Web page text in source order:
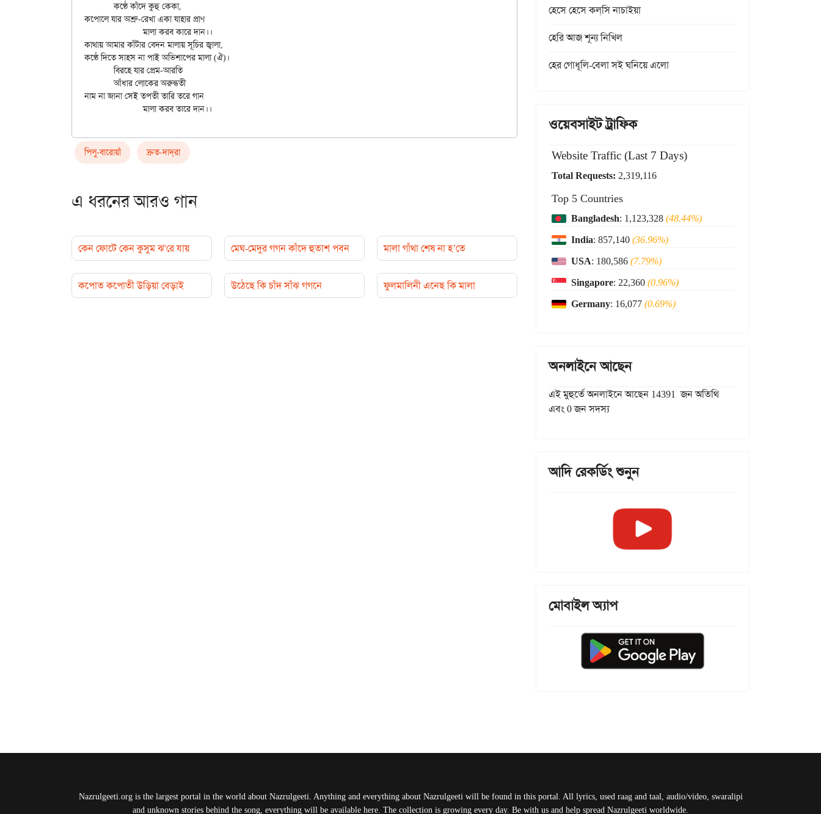
	কণ্ঠে কাঁদে কুহু কেকা,
কপোলে যার অশ্রু-রেখা একা যাহার প্রাণ
		মালা করব কারে দান।।
কাথায় আমার কাঁটার বেদন মালায় সূচির জ্বালা,
কণ্ঠে দিতে সাহস না পাই অভিশাপের মালা (ঐ)।
	বিরহে যার প্রেম-আরতি
	আঁধার লোকের অরুন্ধতী
নাম না জানা সেই তপতী তারি তরে গান
পিলু-বারোয়াঁ দ্রুত-দাদ্‌রা
এ ধরনের আরও গান
কেন ফোটে কেন কুসুম ঝ'রে যায় মেঘ-মেদুর গগন কাঁদে হুতাশ পবন মালা গাঁথা শেষ না হ’তে
কপোত কপোতী উড়িয়া বেড়াই উঠেছে কি চাঁদ সাঁঝ গগনে ফুলমালিনী এনেছ কি মালা
হেসে হেসে কল্‌সি নাচাইয়া
হেরি আজ শূন্য নিখিল
হের গোধূলি-বেলা সই ঘনিয়ে এলো
ওয়েবসাইট ট্রাফিক
Website Traffic (Last 7 Days)
Total Requests: 2,319,116
Top 5 Countries
Bangladesh: 1,123,328(48.44%)
India: 857,140(36.96%)
USA: 180,586(7.79%)
Singapore: 22,360(0.96%)
Germany: 16,077(0.69%)
অনলাইনে আছেন
এই মুহুর্তে অনলাইনে আছেন 14391 জন অতিথি
এবং 0 জন সদস্য
আদি রেকর্ডিং শুনুন
মোবাইল অ্যাপ
Nazrulgeeti.org is the largest portal in the world about Nazrulgeeti. Anything and everything about Nazrulgeeti will be found in this portal. All lyrics, used raag and taal, audio/video, swaralipi
and unknown stories behind the song, everything will be available here. The collection is growing every day. Be with us and help spread Nazrulgeeti worldwide.